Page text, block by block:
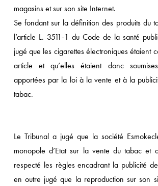
magasins et sur son site Internet.
Se fondant sur la définition des produits du
l’article L. 3511-1 du Code de la santé
jugé que les cigarettes électroniques étaient
article et qu’elles étaient donc
apportées par la loi à la vente et à la
tabac.
Le Tribunal a jugé que la société
monopole d’Etat sur la vente du tabac et
respecté les règles encadrant la publicité
en outre jugé que la reproduction sur son